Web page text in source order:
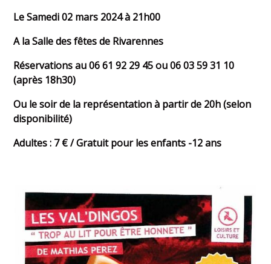
Le Samedi 02 mars 2024 à 21h00
A la Salle des fêtes de Rivarennes
Réservations au 06 61 92 29 45 ou 06 03 59 31 10
(après 18h30)
Ou le soir de la représentation à partir de 20h (selon
disponibilité)
Adultes : 7 € / Gratuit pour les enfants -12 ans